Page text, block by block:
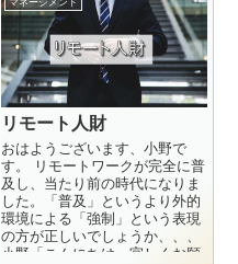
マネージメント
リモート人財
おはようございます、小野で
す。 リモートワークが完全に普
及し、当たり前の時代になりま
した。「普及」というより外的
環境による「強制」という表現
の方が正しいでしょうか、、、
小野「こんにちは、宜しくお願